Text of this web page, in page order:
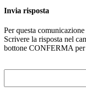
Invia risposta
Per questa
Scrivere la risposta nel
bottone CONFERMA per